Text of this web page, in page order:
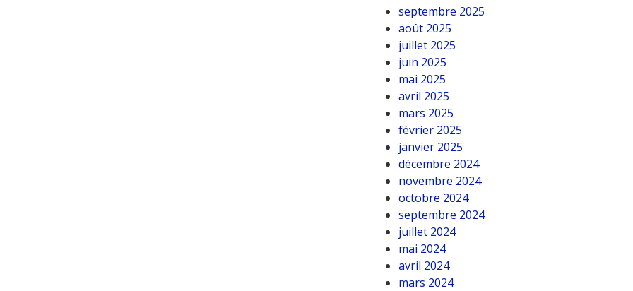
septembre 2025
août 2025
juillet 2025
juin 2025
mai 2025
avril 2025
mars 2025
février 2025
janvier 2025
décembre 2024
novembre 2024
octobre 2024
septembre 2024
juillet 2024
mai 2024
avril 2024
mars 2024